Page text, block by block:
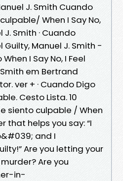
J. Smith Cuando
When I Say No,
J. Smith · Cuando
Guilty, Manuel J. Smith -
I Say No, I Feel
em Bertrand
ver + · Cuando Digo
Cesto Lista. 10
siento culpable / When
that helps you say: “I
and I
Are you letting your
Are you
in-